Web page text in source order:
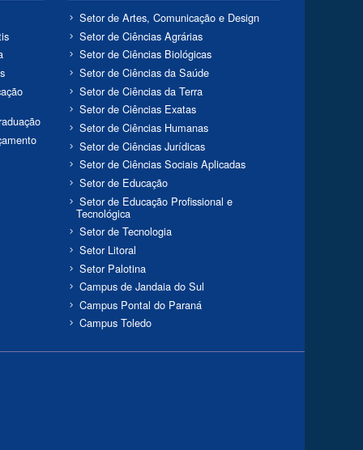
Setor de Artes, Comunicação e Design
Setor de Ciências Agrárias
Setor de Ciências Biológicas
Setor de Ciências da Saúde
Setor de Ciências da Terra
Setor de Ciências Exatas
Setor de Ciências Humanas
Setor de Ciências Jurídicas
Setor de Ciências Sociais Aplicadas
Setor de Educação
Setor de Educação Profissional e
Tecnológica
Setor de Tecnologia
Setor Litoral
Setor Palotina
Campus de Jandaia do Sul
Campus Pontal do Paraná
Campus Toledo